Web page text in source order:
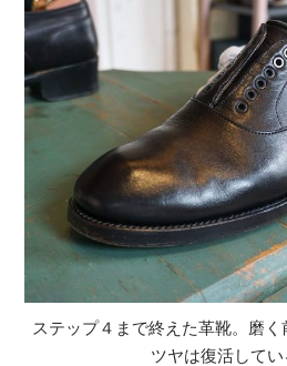
ステップ４まで終えた革靴。磨
ツヤは復活してい